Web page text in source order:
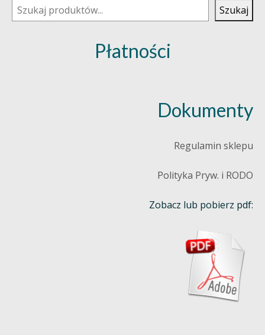
Szukaj
Płatności
Dokumenty
Regulamin sklepu
Polityka Pryw. i RODO
Zobacz lub pobierz pdf: